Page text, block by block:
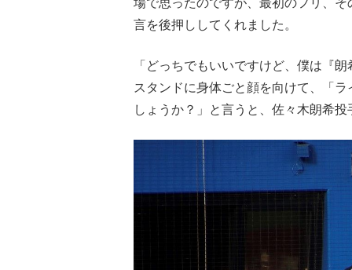
言を後押ししてくれました。
「どっちでもいいですけど、僕は『
スタンドに身体ごと顔を向けて、「
しょうか？」と言うと、佐々木朗希